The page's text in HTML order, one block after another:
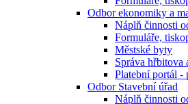
Odbor ekonomiky a
Náplň činnosti
Formuláře,
Městské byty
Správa hřbitova
Platební portál -
Odbor Stavební úřad
Náplň činnosti